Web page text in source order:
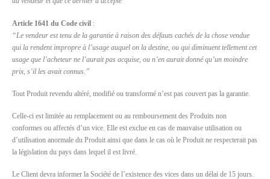
Article 1641 du Code civil :
“Le vendeur est tenu de la garantie à raison des défauts cachés de la chose vendue
qui la rendent impropre à l’usage auquel on la destine, ou qui diminuent tellement cet
usage que l’acheteur ne l’aurait pas acquise, ou n’en aurait donné qu’un moindre
prix, s’il les avait connus.”
Tout Produit revendu altéré, modifié ou transformé n’est pas couvert pas la garantie.
Celle-ci est limitée au remplacement ou au remboursement des Produits non
conformes ou affectés d’un vice. Elle est exclue en cas de mauvaise utilisation ou
d’utilisation anormale du Produit ainsi que dans le cas où le Produit ne respecterait pas
la législation du pays dans lequel il est livré.
Le Client devra informer la Société de l’existence des vices dans un délai de 15 jours.